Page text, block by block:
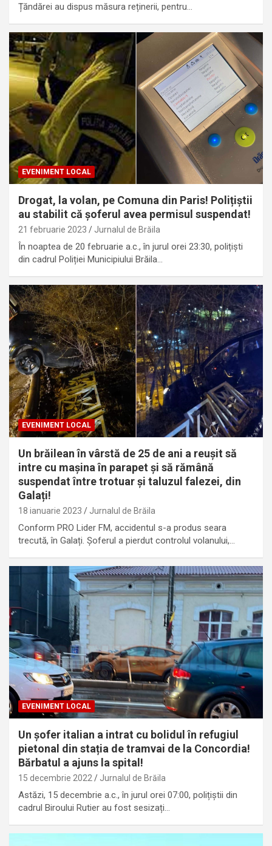
Țăndărei au dispus măsura reținerii, pentru…
EVENIMENT LOCAL
Drogat, la volan, pe Comuna din Paris! Polițiștii
au stabilit că șoferul avea permisul suspendat!
21 februarie 2023 Jurnalul de Brăila
În noaptea de 20 februarie a.c., în jurul orei 23:30, polițiști
din cadrul Poliției Municipiului Brăila…
EVENIMENT LOCAL
Un brăilean în vârstă de 25 de ani a reușit să
intre cu mașina în parapet și să rămână
suspendat între trotuar și taluzul falezei, din
Galați!
18 ianuarie 2023 Jurnalul de Brăila
Conform PRO Lider FM, accidentul s-a produs seara
trecută, în Galați. Șoferul a pierdut controlul volanului,…
EVENIMENT LOCAL
Un șofer italian a intrat cu bolidul în refugiul
pietonal din stația de tramvai de la Concordia!
Bărbatul a ajuns la spital!
15 decembrie 2022 Jurnalul de Brăila
Astăzi, 15 decembrie a.c., în jurul orei 07:00, polițiștii din
cadrul Biroului Rutier au fost sesizați…